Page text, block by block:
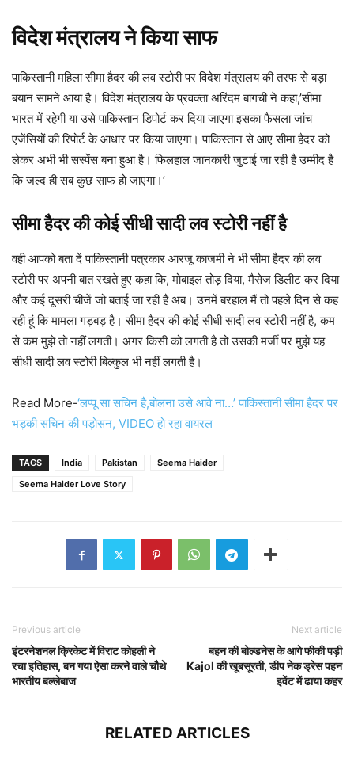
विदेश मंत्रालय ने किया साफ
पाकिस्तानी महिला सीमा हैदर की लव स्टोरी पर विदेश मंत्रालय की तरफ से बड़ा
बयान सामने आया है। विदेश मंत्रालय के प्रवक्ता अरिंदम बागची ने कहा,’सीमा
भारत में रहेगी या उसे पाकिस्तान डिपोर्ट कर दिया जाएगा इसका फैसला जांच
एजेंसियों की रिपोर्ट के आधार पर किया जाएगा। पाकिस्तान से आए सीमा हैदर को
लेकर अभी भी सस्पेंस बना हुआ है। फिलहाल जानकारी जुटाई जा रही है उम्मीद है
कि जल्द ही सब कुछ साफ हो जाएगा।’
सीमा हैदर की कोई सीधी सादी लव स्टोरी नहीं है
वही आपको बता दें पाकिस्तानी पत्रकार आरजू काजमी ने भी सीमा हैदर की लव
स्टोरी पर अपनी बात रखते हुए कहा कि, मोबाइल तोड़ दिया, मैसेज डिलीट कर दिया
और कई दूसरी चीजें जो बताई जा रही है अब। उनमें बरहाल मैं तो पहले दिन से कह
रही हूं कि मामला गड़बड़ है। सीमा हैदर की कोई सीधी सादी लव स्टोरी नहीं है, कम
से कम मुझे तो नहीं लगती। अगर किसी को लगती है तो उसकी मर्जी पर मुझे यह
सीधी सादी लव स्टोरी बिल्कुल भी नहीं लगती है।
Read More-‘लप्पू सा सचिन है,बोलना उसे आवे ना…’ पाकिस्तानी सीमा हैदर पर
भड़की सचिन की पड़ोसन, VIDEO हो रहा वायरल
TAGS India Pakistan
Seema Haider
Seema Haider Love Story
Previous article
इंटरनेशनल क्रिकेट में विराट कोहली ने
रचा इतिहास, बन गया ऐसा करने वाले चौथे
भारतीय बल्लेबाज
Next article
बहन की बोल्डनेस के आगे फीकी पड़ी
Kajol की खूबसूरती, डीप नेक ड्रेस पहन
इवेंट में ढाया कहर
RELATED ARTICLES